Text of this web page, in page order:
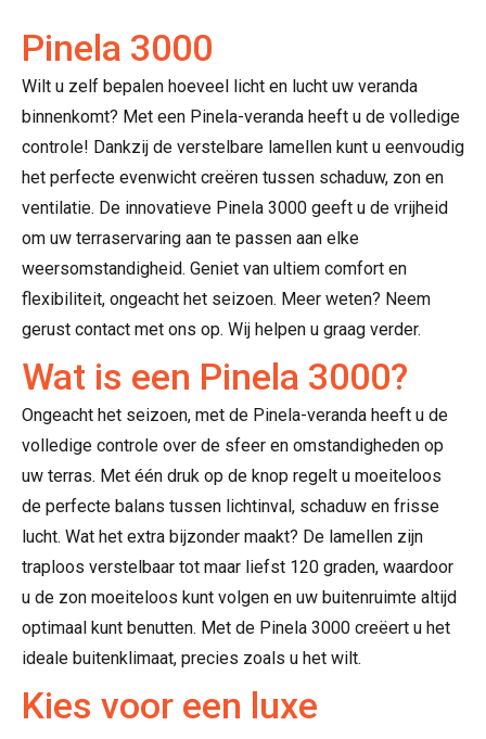
Pinela 3000
Wilt u zelf bepalen hoeveel licht en lucht uw veranda
binnenkomt? Met een Pinela-veranda heeft u de volledige
controle! Dankzij de verstelbare lamellen kunt u eenvoudig
het perfecte evenwicht creëren tussen schaduw, zon en
ventilatie. De innovatieve Pinela 3000 geeft u de vrijheid
om uw terraservaring aan te passen aan elke
weersomstandigheid. Geniet van ultiem comfort en
flexibiliteit, ongeacht het seizoen. Meer weten? Neem
gerust contact met ons op. Wij helpen u graag verder.
Wat is een Pinela 3000?
Ongeacht het seizoen, met de Pinela-veranda heeft u de
volledige controle over de sfeer en omstandigheden op
uw terras. Met één druk op de knop regelt u moeiteloos
de perfecte balans tussen lichtinval, schaduw en frisse
lucht. Wat het extra bijzonder maakt? De lamellen zijn
traploos verstelbaar tot maar liefst 120 graden, waardoor
u de zon moeiteloos kunt volgen en uw buitenruimte altijd
optimaal kunt benutten. Met de Pinela 3000 creëert u het
ideale buitenklimaat, precies zoals u het wilt.
Kies voor een luxe